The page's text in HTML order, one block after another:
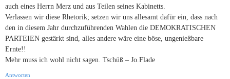
auch eines Herrn Merz und aus Teilen seines Kabinetts.
Verlassen wir diese Rhetorik; setzen wir uns allesamt dafür ein, dass nach
den in diesem Jahr durchzuführenden Wahlen die DEMOKRATISCHEN
PARTEIEN gestärkt sind, alles andere wäre eine böse, ungenießbare
Ernte!!
Mehr muss ich wohl nicht sagen. Tschüß – Jo.Flade
Antworten